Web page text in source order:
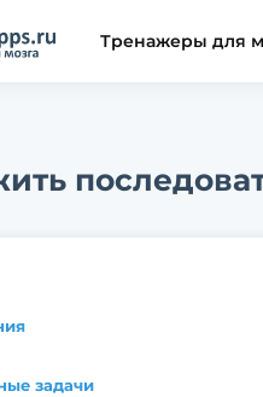
Тренажеры для
задачи